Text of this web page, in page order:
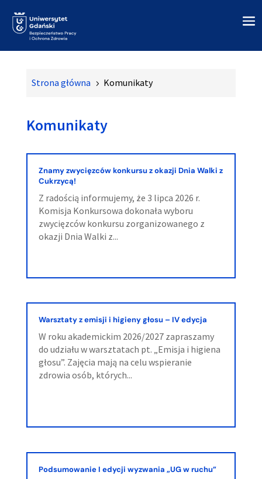
Strona główna 5 Komunikaty
Komunikaty
Znamy zwycięzców konkursu z okazji Dnia Walki z
Cukrzycą!
Z radością informujemy, że 3 lipca 2026 r.
Komisja Konkursowa dokonała wyboru
zwycięzców konkursu zorganizowanego z
okazji Dnia Walki z...
Warsztaty z emisji i higieny głosu – IV edycja
W roku akademickim 2026/2027 zapraszamy
do udziału w warsztatach pt. „Emisja i higiena
głosu”. Zajęcia mają na celu wspieranie
zdrowia osób, których...
Podsumowanie I edycji wyzwania „UG w ruchu”